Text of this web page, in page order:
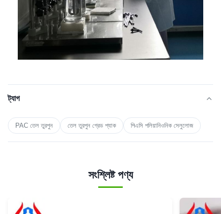
ট্যাগ
PAC তেল তুরপুন তেল তুরপুন গ্রেড প্যাক পিএসি পলিয়ানিওনিক সেলুলোজ
সংশ্লিষ্ট পণ্য